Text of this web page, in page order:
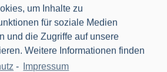
um Inhalte zu
für soziale Medien
und die Zugriffe auf unsere
Weitere Informationen finden
- Impressum
Mehr Transparenz für das